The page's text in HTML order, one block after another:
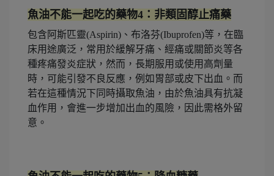
魚油不能一起吃的藥物4：非類固醇止痛藥
包含阿斯匹靈(Aspirin)、布洛芬(Ibuprofen)等，在臨
床用途廣泛，常用於緩解牙痛、經痛或關節炎等各
種疼痛發炎症狀，然而，長期服用或使用高劑量
時，可能引發不良反應，例如胃部或皮下出血。而
若在這種情況下同時攝取魚油，由於魚油具有抗凝
血作用，會進一步增加出血的風險，因此需格外留
意。